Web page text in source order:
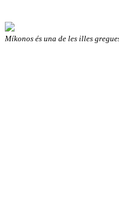
Míkonos és una de les illes